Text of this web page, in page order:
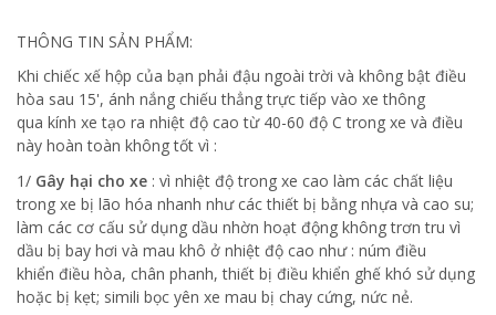
THÔNG TIN SẢN PHẨM:
Khi chiếc xế hộp của bạn phải đậu ngoài trời và không bật điều
hòa sau 15', ánh nắng chiếu thẳng trực tiếp vào xe thông
qua kính xe tạo ra nhiệt độ cao từ 40-60 độ C trong xe và điều
này hoàn toàn không tốt vì :
1/ Gây hại cho xe : vì nhiệt độ trong xe cao làm các chất liệu
trong xe bị lão hóa nhanh như các thiết bị bằng nhựa và cao su;
làm các cơ cấu sử dụng dầu nhờn hoạt động không trơn tru vì
dầu bị bay hơi và mau khô ở nhiệt độ cao như : núm điều
khiển điều hòa, chân phanh, thiết bị điều khiển ghế khó sử dụng
hoặc bị kẹt; simili bọc yên xe mau bị chay cứng, nức nẻ.